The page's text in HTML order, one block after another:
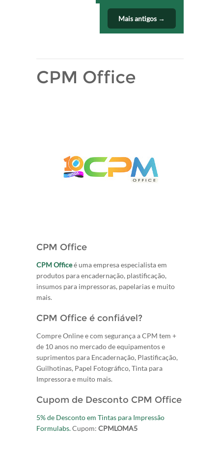
Mais antigos →
CPM Office
CPM Office
CPM Officeé uma empresa especialista em
produtos para encadernação, plastificação,
insumos para impressoras, papelarias e muito
mais.
CPM Office é confiável?
Compre Online e com segurança a CPM tem +
de 10 anos no mercado de equipamentos e
suprimentos para Encadernação, Plastificação,
Guilhotinas, Papel Fotográfico, Tinta para
Impressora e muito mais.
Cupom de Desconto CPM Office
5% de Desconto em Tintas para Impressão
Formulabs.Cupom: CPMLOMA5